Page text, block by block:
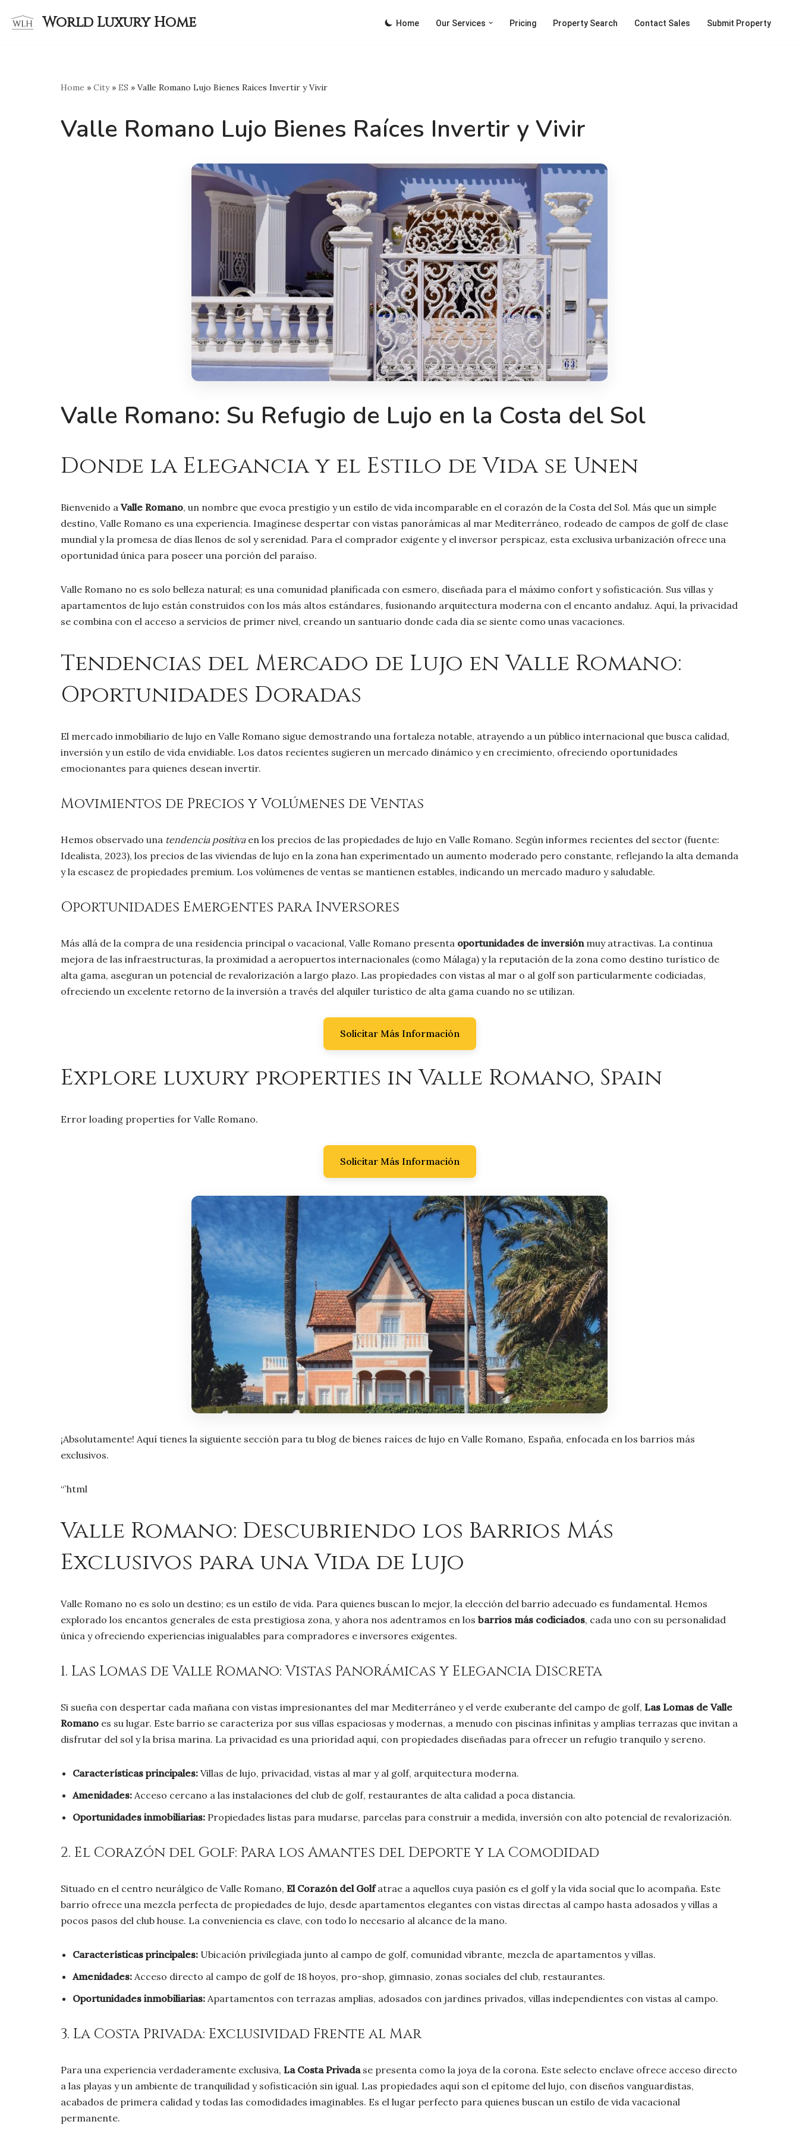
Skip
World Luxury Home Home Our Services Pricing Property Search Contact Sales Submit Property
Home » City» ES » Valle Romano Lujo Bienes Raíces Invertir y Vivir
Valle Romano Lujo Bienes Raíces Invertir y Vivir
Valle Romano: Su Refugio de Lujo en la Costa del Sol
Donde la Elegancia y el Estilo de Vida se Unen
Bienvenido a Valle Romano, un nombre que evoca prestigio y un estilo de vida incomparable en el corazón de la Costa del Sol. Más que un simple
destino, Valle Romano es una experiencia. Imagínese despertar con vistas panorámicas al mar Mediterráneo, rodeado de campos de golf de clase
mundial y la promesa de días llenos de sol y serenidad. Para el comprador exigente y el inversor perspicaz, esta exclusiva urbanización ofrece una
oportunidad única para poseer una porción del paraíso.
Valle Romano no es solo belleza natural; es una comunidad planificada con esmero, diseñada para el máximo confort y sofisticación. Sus villas y
apartamentos de lujo están construidos con los más altos estándares, fusionando arquitectura moderna con el encanto andaluz. Aquí, la privacidad
se combina con el acceso a servicios de primer nivel, creando un santuario donde cada día se siente como unas vacaciones.
Tendencias del Mercado de Lujo en Valle Romano:
Oportunidades Doradas
El mercado inmobiliario de lujo en Valle Romano sigue demostrando una fortaleza notable, atrayendo a un público internacional que busca calidad,
inversión y un estilo de vida envidiable. Los datos recientes sugieren un mercado dinámico y en crecimiento, ofreciendo oportunidades
emocionantes para quienes desean invertir.
Movimientos de Precios y Volúmenes de Ventas
Hemos observado una tendencia positivaen los precios de las propiedades de lujo en Valle Romano. Según informes recientes del sector (fuente:
Idealista, 2023), los precios de las viviendas de lujo en la zona han experimentado un aumento moderado pero constante, reflejando la alta demanda
y la escasez de propiedades premium. Los volúmenes de ventas se mantienen estables, indicando un mercado maduro y saludable.
Oportunidades Emergentes para Inversores
Más allá de la compra de una residencia principal o vacacional, Valle Romano presenta oportunidades de inversiónmuy atractivas. La continua
mejora de las infraestructuras, la proximidad a aeropuertos internacionales (como Málaga) y la reputación de la zona como destino turístico de
alta gama, aseguran un potencial de revalorización a largo plazo. Las propiedades con vistas al mar o al golf son particularmente codiciadas,
ofreciendo un excelente retorno de la inversión a través del alquiler turístico de alta gama cuando no se utilizan.
Solicitar Más Información
Explore luxury properties in Valle Romano, Spain
Error loading properties for Valle Romano.
Solicitar Más Información
¡Absolutamente! Aquí tienes la siguiente sección para tu blog de bienes raíces de lujo en Valle Romano, España, enfocada en los barrios más
exclusivos.
“`html
Valle Romano: Descubriendo los Barrios Más
Exclusivos para una Vida de Lujo
Valle Romano no es solo un destino; es un estilo de vida. Para quienes buscan lo mejor, la elección del barrio adecuado es fundamental. Hemos
explorado los encantos generales de esta prestigiosa zona, y ahora nos adentramos en los barrios más codiciados, cada uno con su personalidad
única y ofreciendo experiencias inigualables para compradores e inversores exigentes.
1. Las Lomas de Valle Romano: Vistas Panorámicas y Elegancia Discreta
Si sueña con despertar cada mañana con vistas impresionantes del mar Mediterráneo y el verde exuberante del campo de golf, Las Lomas de Valle
Romano es su lugar. Este barrio se caracteriza por sus villas espaciosas y modernas, a menudo con piscinas infinitas y amplias terrazas que invitan a
disfrutar del sol y la brisa marina. La privacidad es una prioridad aquí, con propiedades diseñadas para ofrecer un refugio tranquilo y sereno.
Características principales: Villas de lujo, privacidad, vistas al mar y al golf, arquitectura moderna.
Amenidades: Acceso cercano a las instalaciones del club de golf, restaurantes de alta calidad a poca distancia.
Oportunidades inmobiliarias: Propiedades listas para mudarse, parcelas para construir a medida, inversión con alto potencial de revalorización.
2. El Corazón del Golf: Para los Amantes del Deporte y la Comodidad
Situado en el centro neurálgico de Valle Romano, El Corazón del Golfatrae a aquellos cuya pasión es el golf y la vida social que lo acompaña. Este
barrio ofrece una mezcla perfecta de propiedades de lujo, desde apartamentos elegantes con vistas directas al campo hasta adosados y villas a
pocos pasos del club house. La conveniencia es clave, con todo lo necesario al alcance de la mano.
Características principales: Ubicación privilegiada junto al campo de golf, comunidad vibrante, mezcla de apartamentos y villas.
Amenidades: Acceso directo al campo de golf de 18 hoyos, pro-shop, gimnasio, zonas sociales del club, restaurantes.
Oportunidades inmobiliarias: Apartamentos con terrazas amplias, adosados con jardines privados, villas independientes con vistas al campo.
3. La Costa Privada: Exclusividad Frente al Mar
Para una experiencia verdaderamente exclusiva, La Costa Privadase presenta como la joya de la corona. Este selecto enclave ofrece acceso directo
a las playas y un ambiente de tranquilidad y sofisticación sin igual. Las propiedades aquí son el epítome del lujo, con diseños vanguardistas,
acabados de primera calidad y todas las comodidades imaginables. Es el lugar perfecto para quienes buscan un estilo de vida vacacional
permanente.